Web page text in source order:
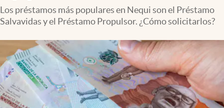
Los préstamos más populares en Nequi son el Préstamo
Salvavidas y el Préstamo Propulsor. ¿Cómo solicitarlos?